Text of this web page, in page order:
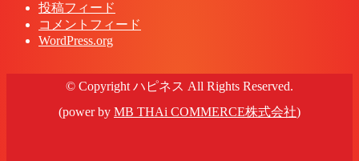
投稿フィード
コメントフィード
WordPress.org
© Copyright ハピネス All Rights Reserved.
(power by MB THAi COMMERCE株式会社)